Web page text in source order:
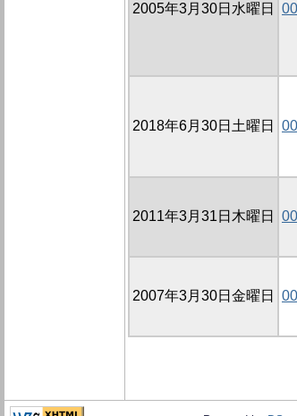
2005年3月30日水曜日
2018年6月30日土曜日
2011年3月31日木曜日
2007年3月30日金曜日